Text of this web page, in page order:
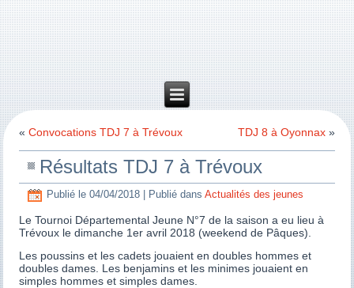
«Convocations TDJ 7 à Trévoux TDJ 8 à Oyonnax»
Résultats TDJ 7 à Trévoux
Publié le 04/04/2018 Publié dans Actualités des jeunes
Le Tournoi Départemental Jeune N°7 de la saison a eu lieu à
Trévoux le dimanche 1er avril 2018 (weekend de Pâques).
Les poussins et les cadets jouaient en doubles hommes et
doubles dames. Les benjamins et les minimes jouaient en
simples hommes et simples dames.